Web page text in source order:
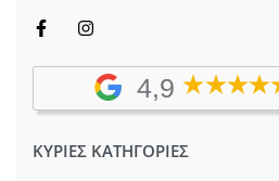
4,9
ΚΥΡΙΕΣ ΚΑΤΗΓΟΡΙΕΣ